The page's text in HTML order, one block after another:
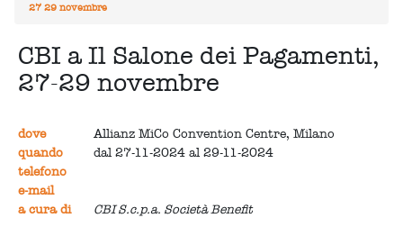
27-29 novembre
CBI a Il Salone dei Pagamenti,
27-29 novembre
dove
Allianz MiCo Convention Centre, Milano
quando
dal 27-11-2024 al 29-11-2024
telefono
e-mail
a cura di
CBI S.c.p.a. Società Benefit